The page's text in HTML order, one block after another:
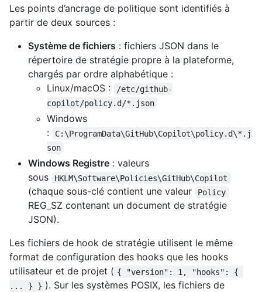
Les points d’ancrage de politique sont identifiés à
partir de deux sources :
Système de fichiers : fichiers JSON dans le
répertoire de stratégie propre à la plateforme,
chargés par ordre alphabétique :
Linux/macOS :
/etc/github-
copilot/policy.d/*.json
Windows
:
C:\ProgramData\GitHub\Copilot\policy.d\*.j
son
Windows Registre : valeurs
sous
HKLM\Software\Policies\GitHub\Copilot
(chaque sous-clé contient une valeur Policy
REG_SZ contenant un document de stratégie
JSON).
Les fichiers de hook de stratégie utilisent le même
format de configuration des hooks que les hooks
utilisateur et de projet ( { "version": 1, "hooks": {
... } } ). Sur les systèmes POSIX, les fichiers de